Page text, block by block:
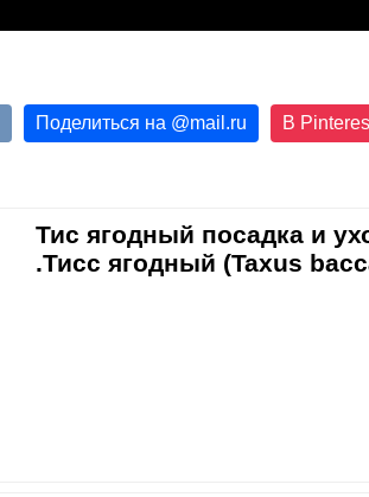
Поделиться на @mail.ru В
Тис ягодный посадка и
.Тисс ягодный (Taxus